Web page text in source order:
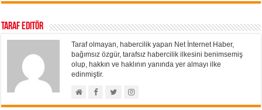
Taraf Editör
Taraf olmayan, habercilik yapan Net İnternet Haber,
bağımsız özgür, tarafsız habercilik ilkesini benimsemiş
olup, hakkın ve haklının yanında yer almayı ilke
edinmiştir.